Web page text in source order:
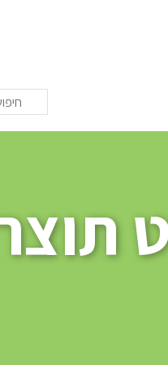
חיפוש